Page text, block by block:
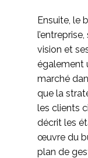
Ensuite, le
vision et
également
marché
que la
les clients
décrit les
œuvre du
plan de